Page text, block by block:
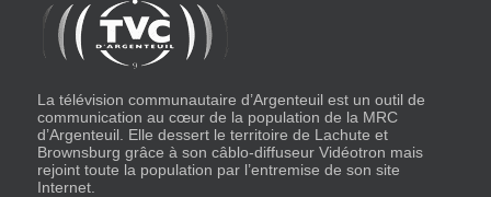
La télévision communautaire d’Argenteuil est un outil de
communication au cœur de la population de la MRC
d’Argenteuil. Elle dessert le territoire de Lachute et
Brownsburg grâce à son câblo-diffuseur Vidéotron mais
rejoint toute la population par l’entremise de son site
Internet.